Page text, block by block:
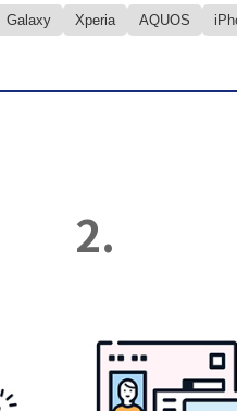
Galaxy Xperia AQUOS
2.